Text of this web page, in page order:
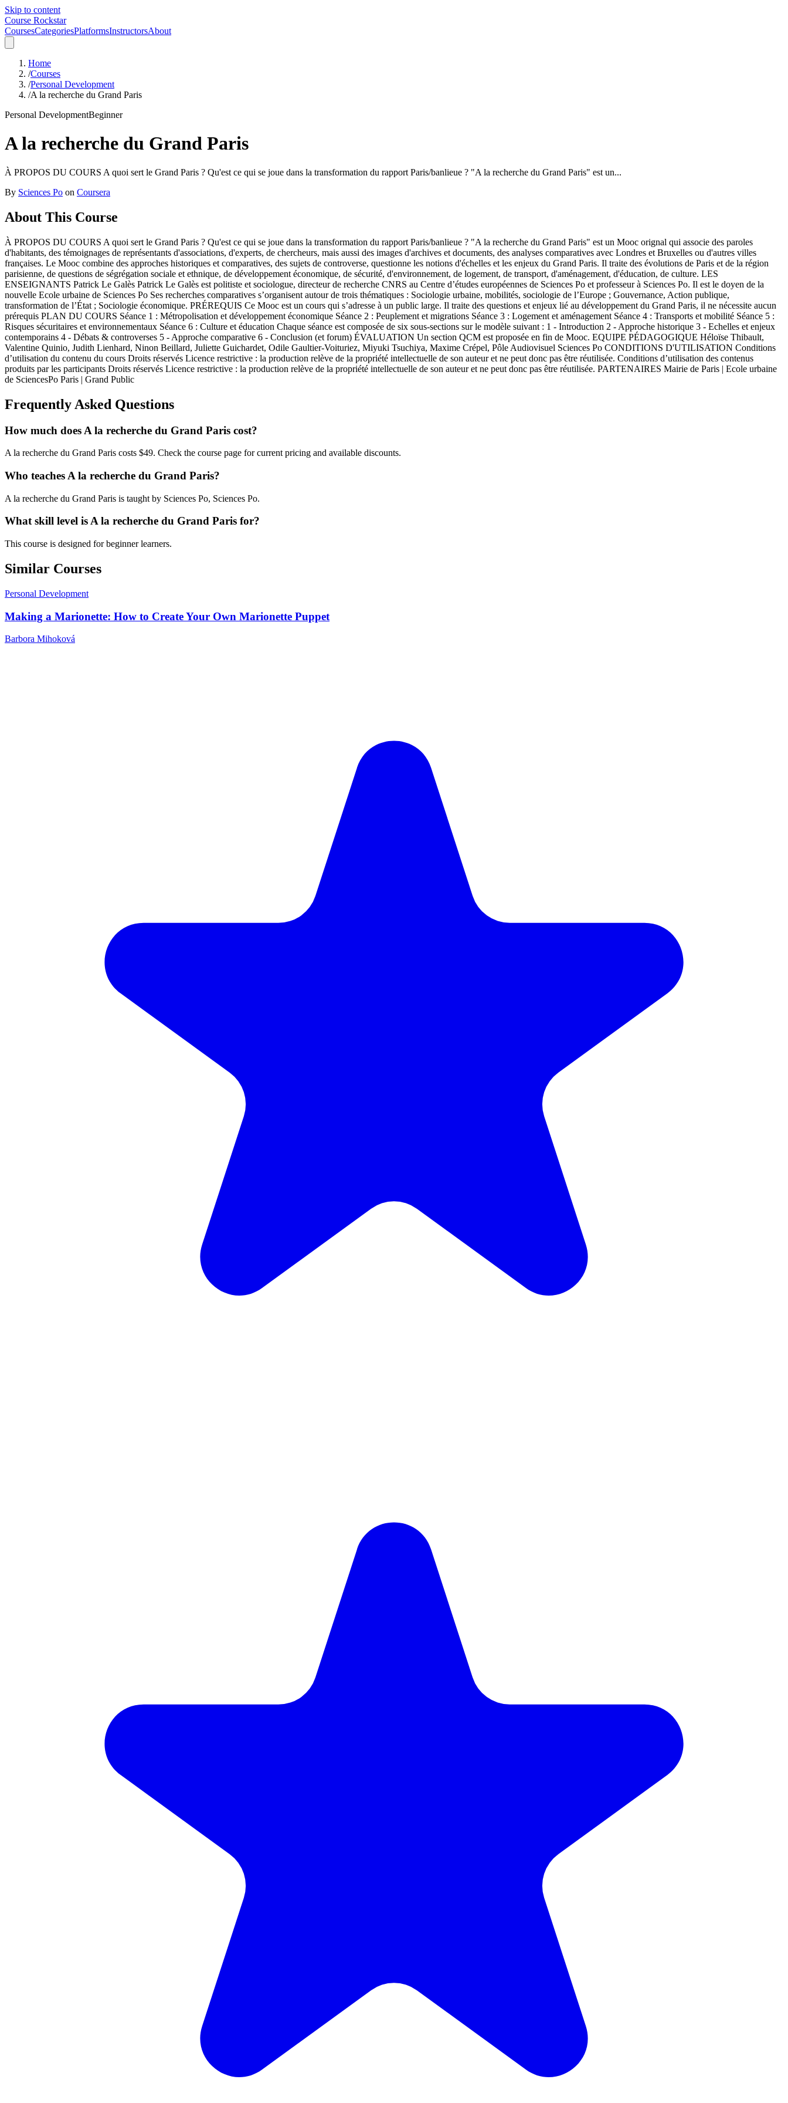
Skip to content
Course Rockstar
CoursesCategoriesPlatformsInstructorsAbout
Home
/Courses
/Personal Development
/A la recherche du Grand Paris
Personal DevelopmentBeginner
A la recherche du Grand Paris
À PROPOS DU COURS A quoi sert le Grand Paris ? Qu'est ce qui se joue dans la transformation du rapport Paris/banlieue ? "A la recherche du Grand Paris" est un...
By Sciences Po on Coursera
About This Course
À PROPOS DU COURS A quoi sert le Grand Paris ? Qu'est ce qui se joue dans la transformation du rapport Paris/banlieue ? "A la recherche du Grand Paris" est un Mooc orignal qui associe des paroles
d'habitants, des témoignages de représentants d'associations, d'experts, de chercheurs, mais aussi des images d'archives et documents, des analyses comparatives avec Londres et Bruxelles ou d'autres villes
françaises. Le Mooc combine des approches historiques et comparatives, des sujets de controverse, questionne les notions d'échelles et les enjeux du Grand Paris. Il traite des évolutions de Paris et de la région
parisienne, de questions de ségrégation sociale et ethnique, de développement économique, de sécurité, d'environnement, de logement, de transport, d'aménagement, d'éducation, de culture. LES
ENSEIGNANTS Patrick Le Galès Patrick Le Galès est politiste et sociologue, directeur de recherche CNRS au Centre d’études européennes de Sciences Po et professeur à Sciences Po. Il est le doyen de la
nouvelle Ecole urbaine de Sciences Po Ses recherches comparatives s’organisent autour de trois thématiques : Sociologie urbaine, mobilités, sociologie de l’Europe ; Gouvernance, Action publique,
transformation de l’État ; Sociologie économique. PRÉREQUIS Ce Mooc est un cours qui s’adresse à un public large. Il traite des questions et enjeux lié au développement du Grand Paris, il ne nécessite aucun
prérequis PLAN DU COURS Séance 1 : Métropolisation et développement économique Séance 2 : Peuplement et migrations Séance 3 : Logement et aménagement Séance 4 : Transports et mobilité Séance 5 :
Risques sécuritaires et environnementaux Séance 6 : Culture et éducation Chaque séance est composée de six sous-sections sur le modèle suivant : 1 - Introduction 2 - Approche historique 3 - Echelles et enjeux
contemporains 4 - Débats & controverses 5 - Approche comparative 6 - Conclusion (et forum) ÉVALUATION Un section QCM est proposée en fin de Mooc. EQUIPE PÉDAGOGIQUE Héloïse Thibault,
Valentine Quinio, Judith Lienhard, Ninon Beillard, Juliette Guichardet, Odile Gaultier-Voituriez, Miyuki Tsuchiya, Maxime Crépel, Pôle Audiovisuel Sciences Po CONDITIONS D'UTILISATION Conditions
d’utilisation du contenu du cours Droits réservés Licence restrictive : la production relève de la propriété intellectuelle de son auteur et ne peut donc pas être réutilisée. Conditions d’utilisation des contenus
produits par les participants Droits réservés Licence restrictive : la production relève de la propriété intellectuelle de son auteur et ne peut donc pas être réutilisée. PARTENAIRES Mairie de Paris | Ecole urbaine
de SciencesPo Paris | Grand Public
Frequently Asked Questions
How much does A la recherche du Grand Paris cost?
A la recherche du Grand Paris costs $49. Check the course page for current pricing and available discounts.
Who teaches A la recherche du Grand Paris?
A la recherche du Grand Paris is taught by Sciences Po, Sciences Po.
What skill level is A la recherche du Grand Paris for?
This course is designed for beginner learners.
Similar Courses
Personal Development
Making a Marionette: How to Create Your Own Marionette Puppet
Barbora Mihoková